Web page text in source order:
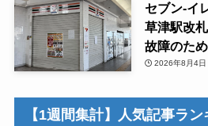
セブン-イ
草津駅改
故障のた
2026年8月4日
【1週間集計】人気記事ラ